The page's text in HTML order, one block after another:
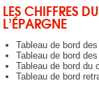
LES CHIFFRES
L’ÉPARGNE
Tableau de bord
Tableau de bord
Tableau de bord du
Tableau de bord